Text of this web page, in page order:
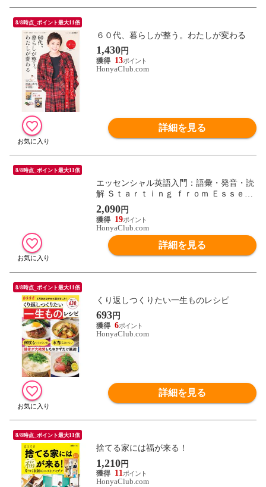
8/8時点_ポイント最大11倍
６０代、暮らしが整う。わたしが変わる
1,430円
13
HonyaClub.com
詳細を見る
8/8時点_ポイント最大11倍
エッセンシャル英語入門：語彙・発音・読
解 Ｓｔａｒｔｉｎｇ ｆｒｏｍ Ｅｓｓｅｎ
ｔｉａｌ Ｅｎｇｌｉｓｈ！ /角岡賢一 サイ
モン・ロザーティ
2,090円
19
HonyaClub.com
詳細を見る
8/8時点_ポイント最大11倍
くり返しつくりたい一生ものレシピ
693円
6
HonyaClub.com
詳細を見る
8/8時点_ポイント最大11倍
捨てる家には福が来る！
1,210円
11
HonyaClub.com